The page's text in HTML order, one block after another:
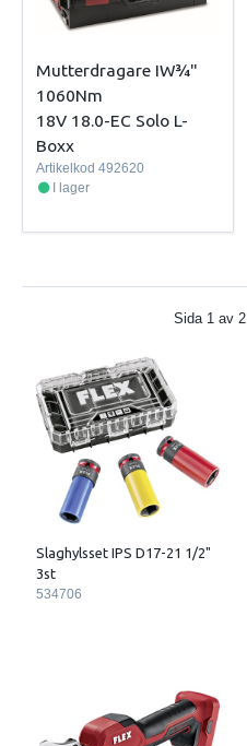
Mutterdragare IW¾"
1060Nm
18V 18.0-EC Solo L-
Boxx
Artikelkod 492620
I lager
Sida 1 av 2
Slaghylsset IPS D17-21 1/2"
3st
534706